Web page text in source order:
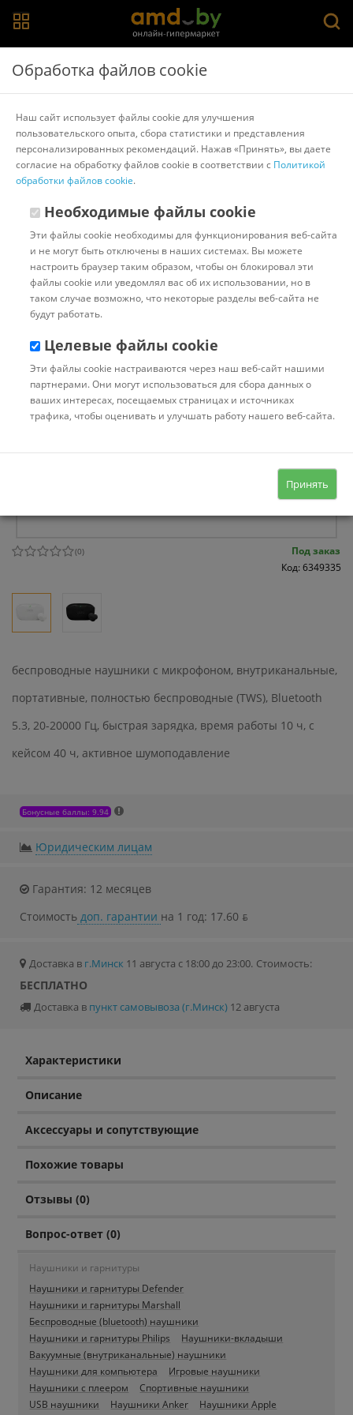
Главная > Каталог товаров Наушники и гарнитуры
Другие товары JBL
(0)
Под заказ
Код: 6349335
беспроводные наушники с микрофоном, внутриканальные,
портативные, полностью беспроводные (TWS), Bluetooth
5.3, 20-20000 Гц, быстрая зарядка, время работы 10 ч, с
кейсом 40 ч, активное шумоподавление
Бонусные баллы: 9.94
Юридическим лицам
Гарантия: 12 месяцев
Стоимость доп. гарантии на 1 год: 17.60 ƃ
Доставка в г.Минск 11 августа с 18:00 до 23:00. Стоимость:
БЕСПЛАТНО
Доставка в пункт самовывоза (г.Минск) 12 августа
Характеристики
Описание
Аксессуары и сопутствующие
Похожие товары
Отзывы (0)
Вопрос-ответ (0)
Наушники и гарнитуры
Наушники и гарнитуры Defender
Наушники и гарнитуры Marshall
Беспроводные (bluetooth) наушники
Наушники и гарнитуры Philips
Наушники-вкладыши
Вакуумные (внутриканальные) наушники
Наушники для компьютера
Игровые наушники
Наушники с плеером
Спортивные наушники
USB наушники
Наушники Anker
Наушники Apple
Обработка файлов cookie
Наш сайт использует файлы cookie для улучшения
пользовательского опыта, сбора статистики и представления
персонализированных рекомендаций. Нажав «Принять», вы даете
согласие на обработку файлов cookie в соответствии с Политикой
обработки файлов cookie.
Необходимые файлы cookie
Эти файлы cookie необходимы для функционирования веб-сайта
и не могут быть отключены в наших системах. Вы можете
настроить браузер таким образом, чтобы он блокировал эти
файлы cookie или уведомлял вас об их использовании, но в
таком случае возможно, что некоторые разделы веб-сайта не
будут работать.
Целевые файлы cookie
Эти файлы cookie настраиваются через наш веб-сайт нашими
партнерами. Они могут использоваться для сбора данных о
ваших интересах, посещаемых страницах и источниках
трафика, чтобы оценивать и улучшать работу нашего веб-сайта.
Принять